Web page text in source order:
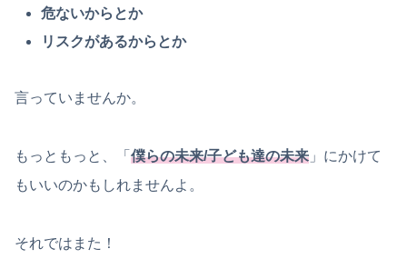
危ないからとか
リスクがあるからとか
言っていませんか。
もっともっと、「 僕らの未来/子ども達の未来 」にかけて
もいいのかもしれませんよ。
それではまた！